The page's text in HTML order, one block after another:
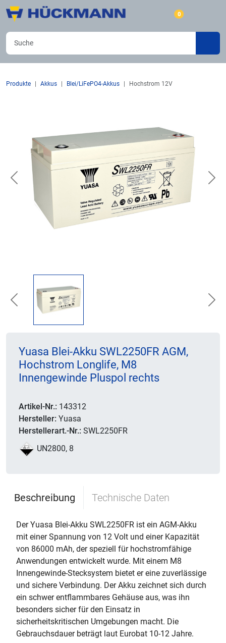
0
Produkte Akkus Blei/LiFePO4-Akkus Hochstrom 12V
Previous
Previous
Yuasa Blei-Akku SWL2250FR AGM,
Hochstrom Longlife, M8
Innengewinde Pluspol rechts
Artikel-Nr.: 143312
Hersteller: Yuasa
Herstellerart.-Nr.: SWL2250FR
UN2800, 8
Beschreibung Technische Daten
Der Yuasa Blei-Akku SWL2250FR ist ein AGM-Akku
mit einer Spannung von 12 Volt und einer Kapazität
von 86000 mAh, der speziell für hochstromfähige
Anwendungen entwickelt wurde. Mit einem M8
Innengewinde-Stecksystem bietet er eine zuverlässige
und sichere Verbindung. Der Akku zeichnet sich durch
ein schwer entflammbares Gehäuse aus, was ihn
besonders sicher für den Einsatz in
sicherheitskritischen Umgebungen macht. Die
Gebrauchsdauer beträgt laut Eurobat 10-12 Jahre.